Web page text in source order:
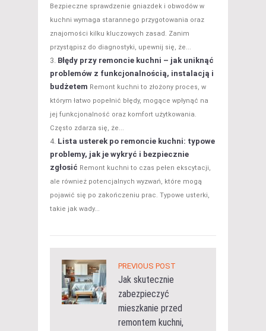
Bezpieczne sprawdzenie gniazdek i obwodów w
kuchni wymaga starannego przygotowania oraz
znajomości kilku kluczowych zasad. Zanim
przystąpisz do diagnostyki, upewnij się, że...
Błędy przy remoncie kuchni – jak uniknąć
problemów z funkcjonalnością, instalacją i
budżetem Remont kuchni to złożony proces, w
którym łatwo popełnić błędy, mogące wpłynąć na
jej funkcjonalność oraz komfort użytkowania.
Często zdarza się, że...
Lista usterek po remoncie kuchni: typowe
problemy, jak je wykryć i bezpiecznie
zgłosić Remont kuchni to czas pełen ekscytacji,
ale również potencjalnych wyzwań, które mogą
pojawić się po zakończeniu prac. Typowe usterki,
takie jak wady...
PREVIOUS POST
Jak skutecznie
zabezpieczyć
mieszkanie przed
remontem kuchni,